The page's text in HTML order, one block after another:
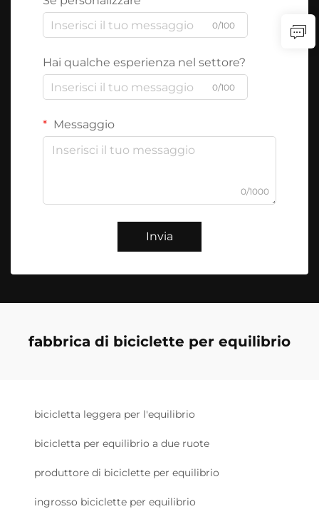
0/100
Hai qualche esperienza nel settore?
0/100
Messaggio
0/1000
Invia
fabbrica di biciclette per equilibrio
bicicletta leggera per l'equilibrio
bicicletta per equilibrio a due ruote
produttore di biciclette per equilibrio
ingrosso biciclette per equilibrio